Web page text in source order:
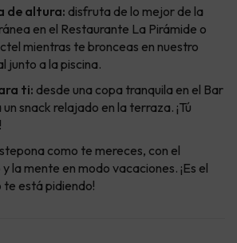
de altura: disfruta de lo mejor de la
en el Restaurante La Pirámide o
mientras te bronceas en nuestro
junto a la piscina.
ti: desde una copa tranquila en el Bar
snack relajado en la terraza. ¡Tú
como te mereces, con el
la mente en modo vacaciones. ¡Es el
te está pidiendo!